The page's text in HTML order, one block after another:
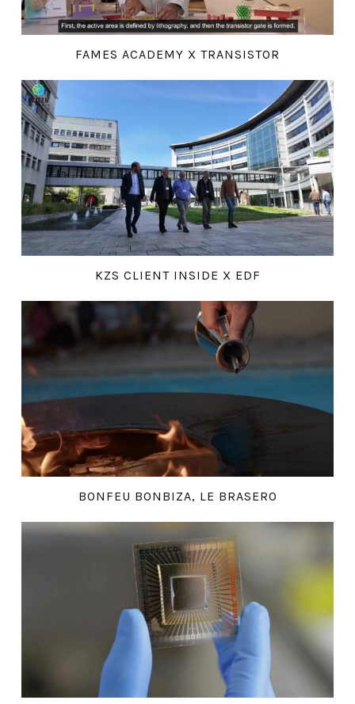
FAMES ACADEMY X TRANSISTOR
KZS CLIENT INSIDE X EDF
BONFEU BONBIZA, LE BRASERO